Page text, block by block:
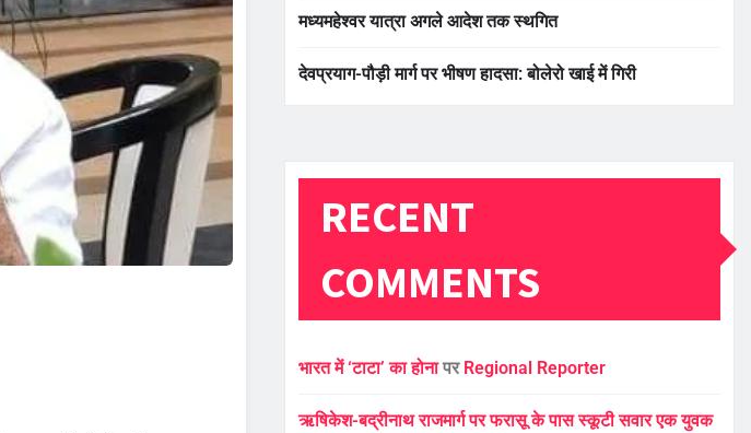
मध्यमहेश्वर यात्रा अगले आदेश तक स्थगित
देवप्रयाग-पौड़ी मार्ग पर भीषण हादसा: बोलेरो खाई में गिरी
RECENT
COMMENTS
भारत में ‘टाटा’ का होनापर Regional Reporter
ऋषिकेश-बद्रीनाथ राजमार्ग पर फरासू के पास स्कूटी सवार एक युवक